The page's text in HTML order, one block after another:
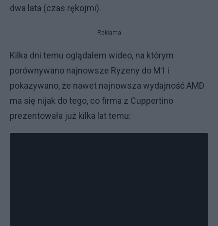
dwa lata (czas rękojmi).
Reklama
Kilka dni temu oglądałem wideo, na którym
porównywano najnowsze Ryzeny do M1 i
pokazywano, że nawet najnowsza wydajność AMD
ma się nijak do tego, co firma z Cuppertino
prezentowała już kilka lat temu: